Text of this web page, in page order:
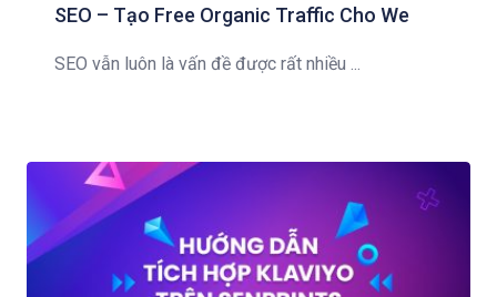
SEO – Tạo Free Organic Traffic Cho We
SEO vẫn luôn là vấn đề được rất nhiều ...